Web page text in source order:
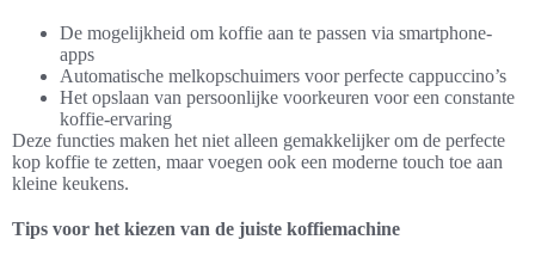
De mogelijkheid om koffie aan te passen via smartphone-
apps
Automatische melkopschuimers voor perfecte cappuccino’s
Het opslaan van persoonlijke voorkeuren voor een constante
koffie-ervaring
Deze functies maken het niet alleen gemakkelijker om de perfecte
kop koffie te zetten, maar voegen ook een moderne touch toe aan
kleine keukens.
Tips voor het kiezen van de juiste koffiemachine